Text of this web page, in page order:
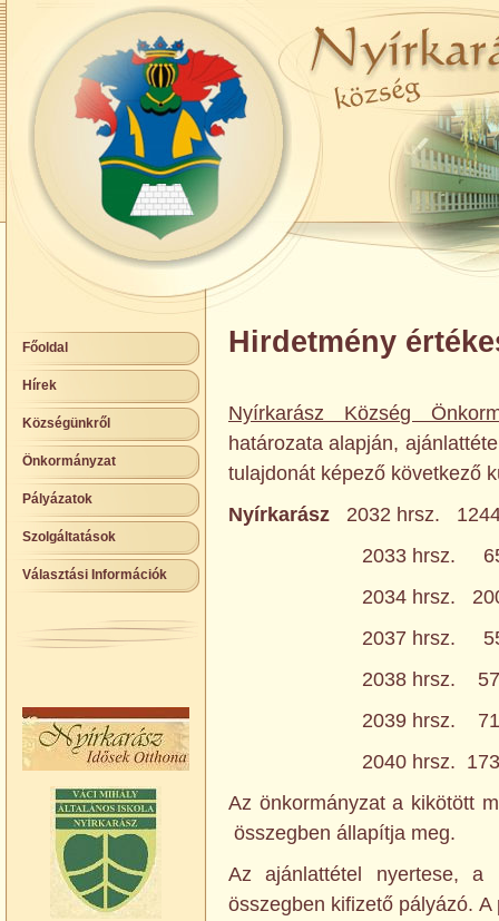
Főoldal
Hírek
Községünkről
Önkormányzat
Pályázatok
Szolgáltatások
Választási Információk
Hirdetmény
Nyírkarász Község
határozata alapján,
tulajdonát képező következő
Nyírkarász 2032 hrsz.
2033 hrsz. 655
2034 hrsz. 2003
2037 hrsz. 550
2038 hrsz. 575
2039 hrsz. 716
2040 hrsz. 1730
Az önkormányzat a kikötött
összegben állapítja meg.
Az ajánlattétel nyertese, a
összegben kifizető pályázó.